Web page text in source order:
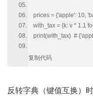
prices = {'apple': 10,
with_tax = {k: v * 1.1
print(with_tax) #
复制代码
反转字典（键值互换）